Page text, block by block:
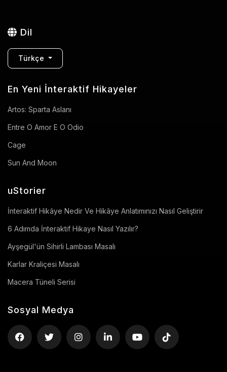
Dil
Türkçe
En Yeni İnteraktif Hikayeler
Artos: Sparta Aslanı
Entre O Amor E O Odio
Cage
Sun And Moon
uStorier
İnteraktif Hikâye Nedir Ve Hikâye Anlatımınızı Nasıl Geliştirir
6 Adımda İnteraktif Hikaye Nasıl Yazılır?
Ayşegül'ün Sihirli Lambası Masalı
Karlar Kraliçesi Masalı
Macera Tüneli Serisi
Sosyal Medya